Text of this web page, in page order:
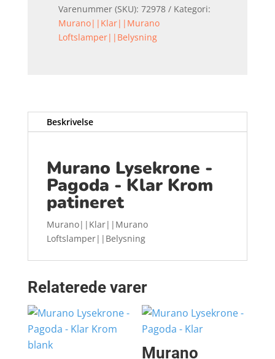
Varenummer (SKU): 72978
Kategori:
Murano||Klar||Murano
Loftslamper||Belysning
Beskrivelse
Murano Lysekrone -
Pagoda - Klar Krom
patineret
Murano||Klar||Murano
Loftslamper||Belysning
Relaterede varer
Murano